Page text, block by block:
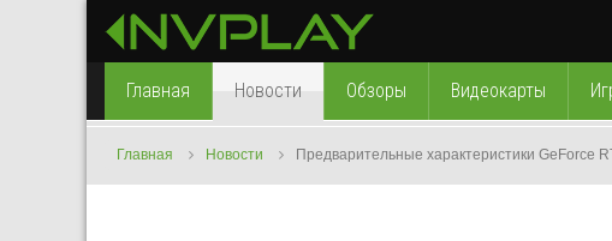
Главная Новости Обзоры Видеокарты
Главная Новости Предварительные характеристики GeForce